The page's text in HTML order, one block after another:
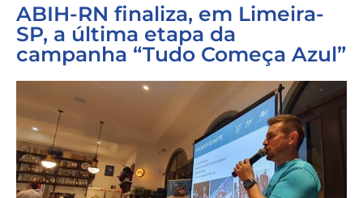
ABIH-RN finaliza, em Limeira-
SP, a última etapa da
campanha “Tudo Começa Azul”